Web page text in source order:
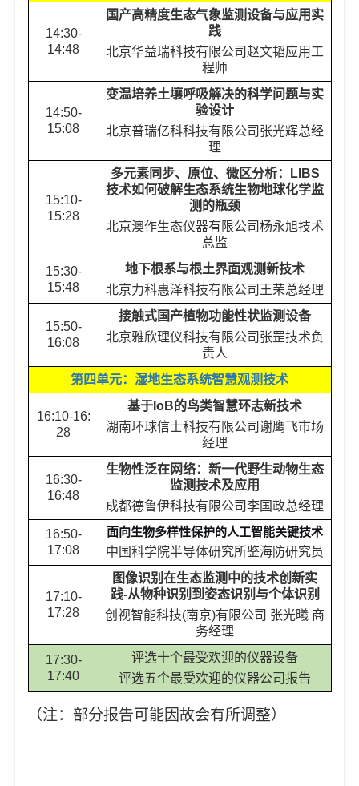
14:30-
14:48
国产高精度生态气象监测设备与应用实
践
北京华益瑞科技有限公司赵文韬应用工
程师
14:50-
15:08
变温培养土壤呼吸解决的科学问题与实
验设计
北京普瑞亿科科技有限公司 张光辉总经
理
15:10-
15:28
多元素同步、原位、微区分析：
LIBS
技术如何破解生态系统生物地球化学监
测的瓶颈
北京澳作生态仪器有限公司杨永旭技术
总监
15:30-
15:48
地下根系与根土界面观测新技术
北京力科惠泽科技有限公司 王荣总经理
15:50-
16:08
接触式国产植物功能性状监测设备
北京雅欣理仪科技有限公司 张罡技术负
责人
第四单元：湿地生态系统智慧观测技术
16:10-16:
28
基于 IoB的鸟类智慧环志新技术
湖南环球信士科技有限公司谢鹰飞市场
经理
16:30-
16:48
生物性泛在网络：新一代野生动物生态
监测技术及应用
成都德鲁伊科技有限公司李国政总经理
16:50-
17:08
面向生物多样性保护的人工智能关键技术
中国科学院半导体研究所鉴海防研究员
17:10-
17:28
图像识别在生态监测中的技术创新实
践-从物种识别到姿态识别与个体识别
创视智能科技(南京)有限公司 张光曦 商
务经理
17:30-
17:40
评选十个最受欢迎的仪器设备
评选五个最受欢迎的仪器公司报告
（注：部分报告可能因故会有所调整）